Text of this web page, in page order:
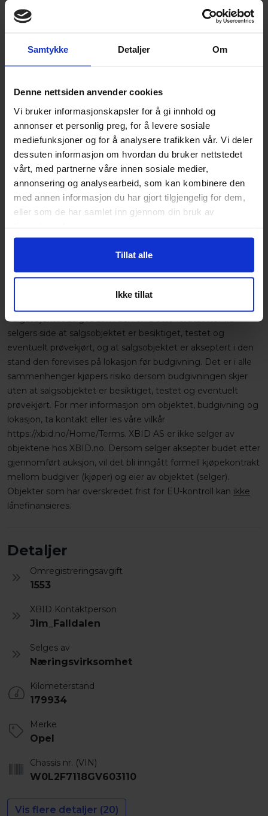
Samtykke Detaljer Om
Denne nettsiden anvender cookies
Vi bruker informasjonskapsler for å gi innhold og
annonser et personlig preg, for å levere sosiale
mediefunksjoner og for å analysere trafikken vår. Vi deler
dessuten informasjon om hvordan du bruker nettstedet
vårt, med partnerne våre innen sosiale medier,
annonsering og analysearbeid, som kan kombinere den
med annen informasjon du har gjort tilgjengelig for dem,
eller som de har samlet inn gjennom din bruk av
Tillat alle
Ikke tillat
Varsellampe i display ("Check anti pollution
Lokasjon: Kristiansand - Agder
SELGES IKKE AV XBID AS
legges ut for salg av både private og næringsdrivende. Xbid
er ikke Selger eller part i Kjøpsavtalen. XBID opptrer kun
som formidler. XBID er ikke solidarisk ansvarlig med Selger
og har ingen reklamasjonsansvar. XBID har ikke gjort noen
undersøkelser ved objektet. Eventuell omregistreringsavgift
betales av Kjøper. Annonsetekst er Selgers beskrivelse av
objektet.
finansieringspartner Brage Finans. Ønsker du tilbud på
finansiering? Send oss en henvendelse påauksjon@xbid.no
Salgsobjektet selges som den er. Dette forutsetter fra
selgers side at salgsobjektet er besiktiget, testet og
eventuelt prøvekjørt, og at salgsobjektet er akseptert i den
stand den forevises på lokasjon før budgivning. Det er i alle
sammenhenger kjøpers risiko dersom budgivningen skjer
uten at salgsobjektet er besiktiget, testet og eventuelt
prøvekjørt. For mer informasjon om objektet, budgivning og
lokasjon, ta kontakt eller les våre vilkår
https://xbid.no/Home/Terms. XBID AS er ikke selger av
objektene hos XBID.no. Dersom selger aksepter budet etter
gjennomført auksjon, vil det bli inngått formell kjøpekontrakt
mellom budgiver (kjøper) og eier av objektet (selger).
Objekter som har overskredet frist for EU-kontroll kan ikke
lånefinansieres.
Detaljer
Omregistreringsavgift
1553
XBID Kontaktperson
Jim_Falldalen
Selges av
Næringsvirksomhet
Kilometerstand
179934
Merke
Opel
Chassis nr. (VIN)
W0L2F7118GV603110
Vis flere detaljer (20)